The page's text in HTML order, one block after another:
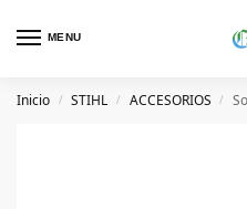
MENU
Inicio / STIHL / ACCESORIOS /